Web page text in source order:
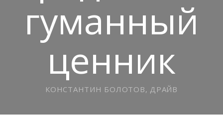
гуманный
ценник
КОНСТАНТИН БОЛОТОВ, ДРАЙВ